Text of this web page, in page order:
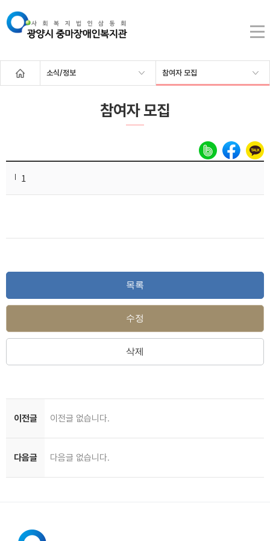
소식/정보 참여자 모집
참여자 모집
1
목록
수정
삭제
이전글 이전글 없습니다.
다음글 다음글 없습니다.